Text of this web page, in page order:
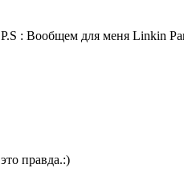
P.S : Вообщем для меня Linkin
это правда.:)